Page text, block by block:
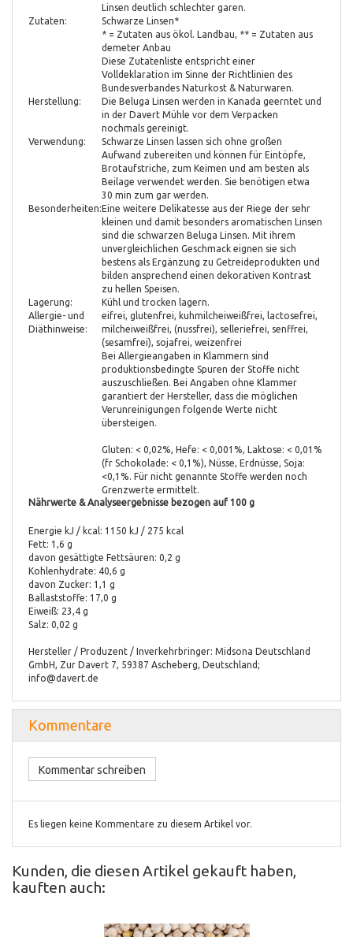
Linsen deutlich schlechter garen.
Zutaten:
Schwarze Linsen*
* = Zutaten aus ökol. Landbau, ** = Zutaten aus
demeter Anbau
Diese Zutatenliste entspricht einer
Volldeklaration im Sinne der Richtlinien des
Bundesverbandes Naturkost & Naturwaren.
Herstellung:
Die Beluga Linsen werden in Kanada geerntet und
in der Davert Mühle vor dem Verpacken
nochmals gereinigt.
Verwendung:
Schwarze Linsen lassen sich ohne großen
Aufwand zubereiten und können für Eintöpfe,
Brotaufstriche, zum Keimen und am besten als
Beilage verwendet werden. Sie benötigen etwa
30 min zum gar werden.
Besonderheiten:Eine weitere Delikatesse aus der Riege der sehr
kleinen und damit besonders aromatischen Linsen
sind die schwarzen Beluga Linsen. Mit ihrem
unvergleichlichen Geschmack eignen sie sich
bestens als Ergänzung zu Getreideprodukten und
bilden ansprechend einen dekorativen Kontrast
zu hellen Speisen.
Lagerung:
Kühl und trocken lagern.
Allergie- und
Diäthinweise:
eifrei, glutenfrei, kuhmilcheiweißfrei, lactosefrei,
milcheiweißfrei, (nussfrei), selleriefrei, senffrei,
(sesamfrei), sojafrei, weizenfrei
Bei Allergieangaben in Klammern sind
produktionsbedingte Spuren der Stoffe nicht
auszuschließen. Bei Angaben ohne Klammer
garantiert der Hersteller, dass die möglichen
Verunreinigungen folgende Werte nicht
übersteigen.
Gluten: < 0,02%, Hefe: < 0,001%, Laktose: < 0,01%
(fr Schokolade: < 0,1%), Nüsse, Erdnüsse, Soja:
<0,1%. Für nicht genannte Stoffe werden noch
Grenzwerte ermittelt.
Nährwerte & Analyseergebnisse bezogen auf 100 g
Energie kJ / kcal: 1150 kJ / 275 kcal
Fett: 1,6 g
davon gesättigte Fettsäuren: 0,2 g
Kohlenhydrate: 40,6 g
davon Zucker: 1,1 g
Ballaststoffe: 17,0 g
Eiweiß: 23,4 g
Salz: 0,02 g
Hersteller / Produzent / Inverkehrbringer: Midsona Deutschland
GmbH, Zur Davert 7, 59387 Ascheberg, Deutschland;
info@davert.de
Kommentare
Kommentar schreiben
Es liegen keine Kommentare zu diesem Artikel vor.
Kunden, die diesen Artikel gekauft haben,
kauften auch: